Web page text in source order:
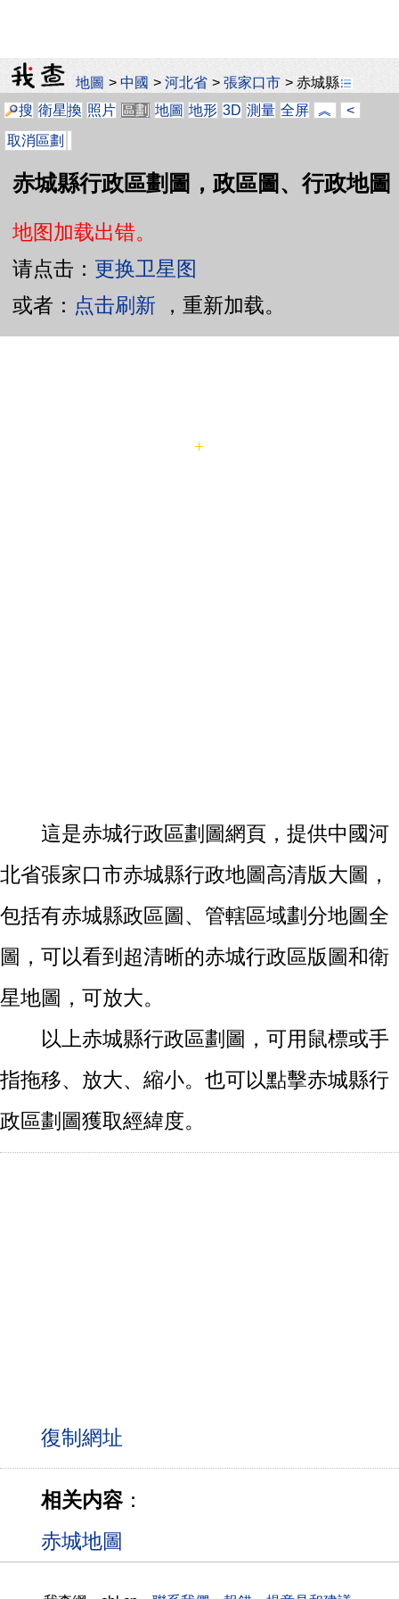
地圖 >中國 >河北省 >張家口市 >赤城縣
搜 衛星換 照片 區劃 地圖 地形 3D 測量 全屏 ︽
<
取消區劃
赤城縣行政區劃圖，政區圖、行政地圖
地图加载出错。
请点击： 更换卫星图
或者： 点击刷新 ，重新加载。
這是赤城行政區劃圖網頁，提供中國河
北省張家口市赤城縣行政地圖高清版大圖，
包括有赤城縣政區圖、管轄區域劃分地圖全
圖，可以看到超清晰的赤城行政區版圖和衛
星地圖，可放大。
以上赤城縣行政區劃圖，可用鼠標或手
指拖移、放大、縮小。也可以點擊赤城縣行
政區劃圖獲取經緯度。
相关内容：
赤城地圖